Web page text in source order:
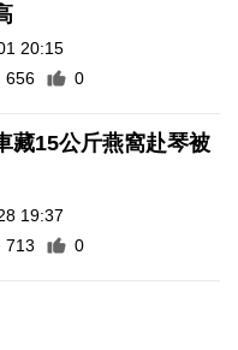
20:15
656 0
藏15公斤燕窩赴琴被
19:37
713 0